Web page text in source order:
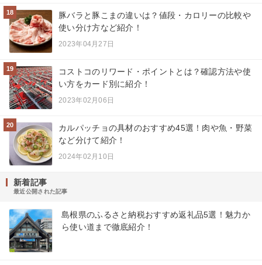
18
豚バラと豚こまの違いは？値段・カロリーの比較や
使い分け方など紹介！
2023年04月27日
19
コストコのリワード・ポイントとは？確認方法や使
い方をカード別に紹介！
2023年02月06日
20
カルパッチョの具材のおすすめ45選！肉や魚・野菜
など分けて紹介！
2024年02月10日
新着記事
最近公開された記事
島根県のふるさと納税おすすめ返礼品5選！魅力か
ら使い道まで徹底紹介！